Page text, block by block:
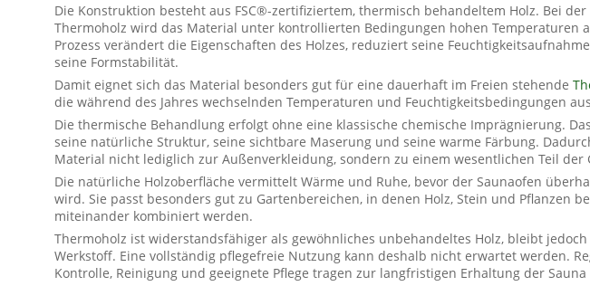
Die Konstruktion besteht aus FSC®-zertifiziertem, thermisch behandeltem Holz. Bei
Thermoholz wird das Material unter kontrollierten Bedingungen hohen Temperaturen
Prozess verändert die Eigenschaften des Holzes, reduziert seine
seine Formstabilität.
Damit eignet sich das Material besonders gut für eine dauerhaft im Freien stehende
die während des Jahres wechselnden Temperaturen und Feuchtigkeitsbedingungen
Die thermische Behandlung erfolgt ohne eine klassische chemische Imprägnierung.
seine natürliche Struktur, seine sichtbare Maserung und seine warme Färbung.
Material nicht lediglich zur Außenverkleidung, sondern zu einem wesentlichen Teil der
Die natürliche Holzoberfläche vermittelt Wärme und Ruhe, bevor der Saunaofen
wird. Sie passt besonders gut zu Gartenbereichen, in denen Holz, Stein und Pflanzen
miteinander kombiniert werden.
Thermoholz ist widerstandsfähiger als gewöhnliches unbehandeltes Holz, bleibt
Werkstoff. Eine vollständig pflegefreie Nutzung kann deshalb nicht erwartet werden.
Kontrolle, Reinigung und geeignete Pflege tragen zur langfristigen Erhaltung der Sauna